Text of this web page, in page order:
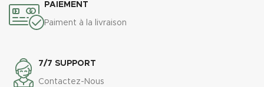
PAIEMENT
Paiment à la livraison
7/7 SUPPORT
Contactez-Nous